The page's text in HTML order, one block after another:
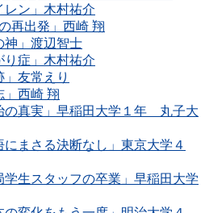
レン」木村祐介
再出発」西崎 翔
神」渡辺智士
り症」木村祐介
」友常えり
」西崎 翔
の真実」早稲田大学１年 丸子大
にまさる決断なし」東京大学４
学生スタッフの卒業」早稲田大学